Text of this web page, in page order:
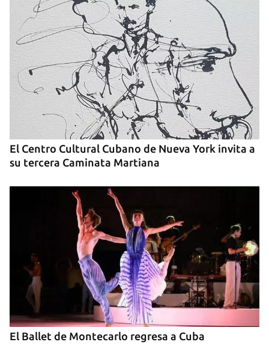
El Centro Cultural Cubano de Nueva York invita a
su tercera Caminata Martiana
El Ballet de Montecarlo regresa a Cuba